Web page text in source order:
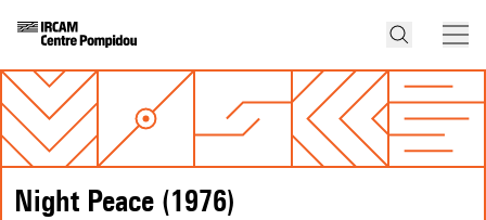
Night Peace (1976)